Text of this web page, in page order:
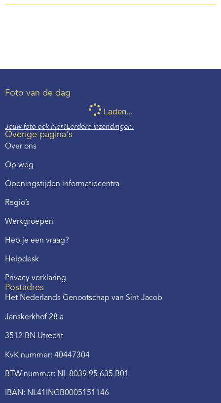
Foto van de dag
Laden...
Jouw foto ook hier?Eerdere inzendingen.
Overige pagina's
Over ons
Op weg
Openingstijden informatiecentra
Regio’s
Werkgroepen
Heb je een vraag?
Helpdesk
Privacy verklaring
Postadres
Het Nederlands Genootschap van Sint Jacob
Janskerkhof 28 a
3512 BN Utrecht
KvK nummer: 40447304
BTW nummer: NL 8039.95.635.B01
IBAN: NL41INGB0005151146